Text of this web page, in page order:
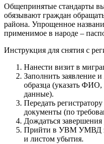
Общепринятые стандарты
обязывают граждан
района. Упрощенное
применимое в народе –
Инструкция для снятия с
Нанести визит в
Заполнить заявление
образца (указать
данные).
Передать
документы (по
Дождаться
Прийти в УВМ УМВД
и листом убытия.